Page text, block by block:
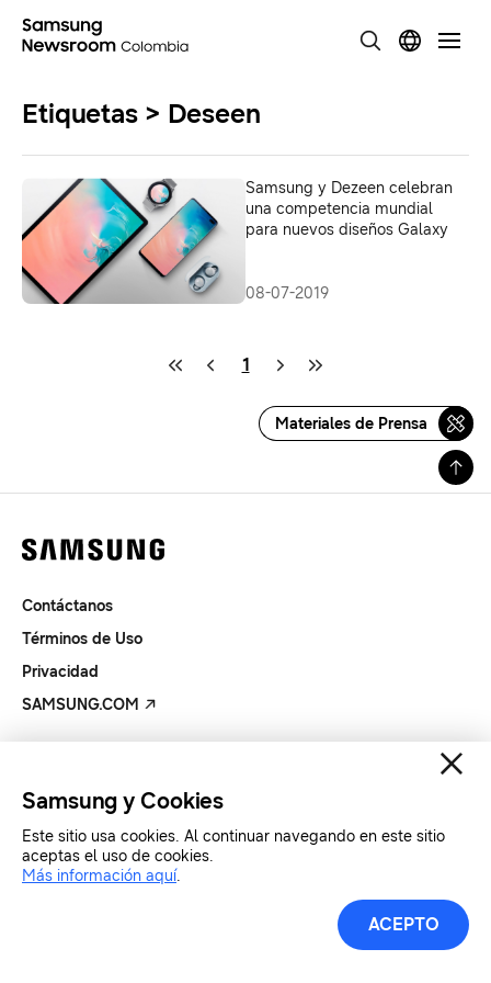
Etiquetas > Deseen
Samsung y Dezeen celebran
una competencia mundial
para nuevos diseños Galaxy
08-07-2019
1
Materiales de Prensa
Contáctanos
Términos de Uso
Privacidad
SAMSUNG.COM
Samsung y Cookies
Este sitio usa cookies. Al continuar navegando en este sitio
aceptas el uso de cookies.
Más información aquí.
ACEPTO